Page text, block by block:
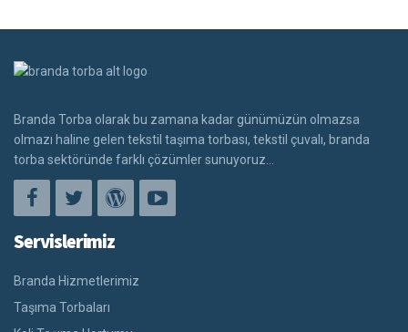
Branda Torba olarak bu zamana kadar günümüzün olmazsa
olmazı haline gelen tekstil taşıma torbası, tekstil çuvalı, branda
torba sektöründe farklı çözümler sunuyoruz...
Servislerimiz
Branda Hizmetlerimiz
Taşıma Torbaları